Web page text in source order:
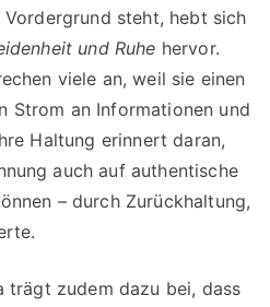
steht, hebt sich
und Ruhe hervor.
viele an, weil sie einen
Strom an Informationen und
Haltung erinnert daran,
auch auf authentische
– durch Zurückhaltung,
trägt zudem dazu bei, dass